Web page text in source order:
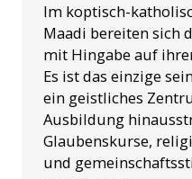
Im koptisch-
Maadi bereiten sich
mit Hingabe auf
Es ist das einzige
ein geistliches
Ausbildung
Glaubenskurse,
und